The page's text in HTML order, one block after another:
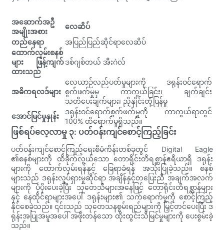
အဆောက်အဦ
အမျိုးအစား
လေဆိပ်
တည်နေရာ
အပြည်ပြည်ဆိုင်ရာလေဆိပ်
ထောက်လှမ်းစနစ်
များ ဖြန့်ကျက်
ထားသည်
ဒစ်ဂျစ်တယ် အီးဂဲလ်
အဓိကရလဒ်များ
လေယာဉ်လည်ပတ်မှုများကို ဒရုန်းဝင်ရောက်
စွက်ဖက်မှုမှ ကာကွယ်ခြင်း၊ ချက်ချင်း
သတိပေးချက်များ၊ ညှိနှိုင်းတုံ့ပြန်မှု
အောင်မြင်မှုနှုန်း
ဒရုန်းဝင်ရောက်စွက်ဖက်မှုကို ကာကွယ်ရာတွင်
100% ထိရောက်မှုရှိသည်။
ဖြစ်ရပ်လေ့လာမှု ၃: ပတ်ဝန်းကျင်စောင့်ကြည့်ခြင်း
ပတ်ဝန်းကျင်စောင့်ကြည့်ရေးစီမံကိန်းတစ်ခုတွင် Digital Eagle
၏စနစ်များကို ထိခိုက်လွယ်သော တောရိုင်းတိရစ္ဆာန်ဧရိယာရှိ ဒရုန်း
များကို ထောက်လှမ်းရန်နှင့် ခြေရာခံရန် အသုံးပြုခဲ့သည်။ စနစ်
များသည် ဒရုန်းလှုပ်ရှားမှုဆိုင်ရာ အချိန်နှင့်တပြေးညီ အချက်အလက်
များကို ပံ့ပိုးပေးခဲ့ပြီး သုတေသီများအနေဖြင့် တောရိုင်းတိရစ္ဆာန်များ
နှင့် နေထိုင်ရာများအပေါ် ဒရုန်းများ၏ သက်ရောက်မှုကို စောင့်ကြည့်
နိုင်စေခဲ့သည်။ ၎င်းသည် သုတေသနစွမ်းရည်များကို မြှင့်တင်ပေးပြီး ဒ
ရုန်းအပြုအမူအပေါ် အဖိုးတန်သော ထိုးထွင်းသိမြင်မှုများကို ပေးစွမ်းခဲ့
သည်။